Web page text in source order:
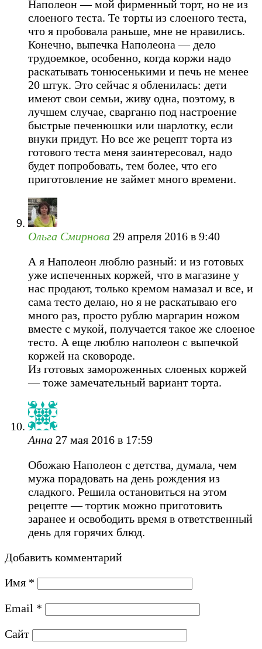
Наполеон — мой фирменный торт, но не из
слоеного теста. Те торты из слоеного теста,
что я пробовала раньше, мне не нравились.
Конечно, выпечка Наполеона — дело
трудоемкое, особенно, когда коржи надо
раскатывать тонюсенькими и печь не менее
20 штук. Это сейчас я обленилась: дети
имеют свои семьи, живу одна, поэтому, в
лучшем случае, сварганю под настроение
быстрые печенюшки или шарлотку, если
внуки придут. Но все же рецепт торта из
готового теста меня заинтересовал, надо
будет попробовать, тем более, что его
приготовление не займет много времени.
Ольга Смирнова 29 апреля 2016 в 9:40
А я Наполеон люблю разный: и из готовых
уже испеченных коржей, что в магазине у
нас продают, только кремом намазал и все, и
сама тесто делаю, но я не раскатываю его
много раз, просто рублю маргарин ножом
вместе с мукой, получается такое же слоеное
тесто. А еще люблю наполеон с выпечкой
коржей на сковороде.
Из готовых замороженных слоеных коржей
— тоже замечательный вариант торта.
Анна 27 мая 2016 в 17:59
Обожаю Наполеон с детства, думала, чем
мужа порадовать на день рождения из
сладкого. Решила остановиться на этом
рецепте — тортик можно приготовить
заранее и освободить время в ответственный
день для горячих блюд.
Добавить комментарий
Имя *
Email *
Сайт